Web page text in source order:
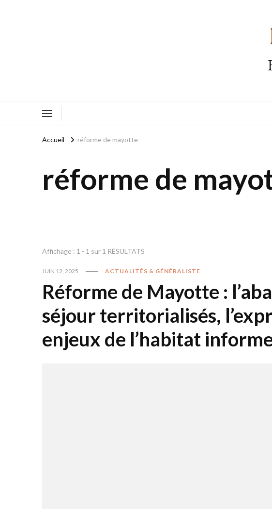
Accueil réforme de mayotte
réforme de
Affichage : 1 - 1 sur 1 RÉSULTATS
JUIN 12, 2025 ACTUALITÉS & GÉNÉRALISTE
Réforme de Mayotte :
séjour territorialisés,
enjeux de l’habitat